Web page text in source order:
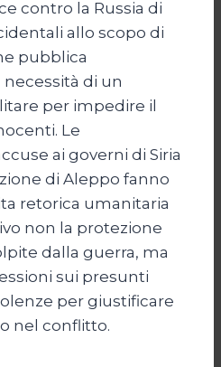
contro la Russia di
allo scopo di
pubblica
di un
per impedire il
Le
ai governi di Siria
di Aleppo fanno
retorica umanitaria
non la protezione
dalla guerra, ma
sui presunti
per giustificare
nel conflitto.